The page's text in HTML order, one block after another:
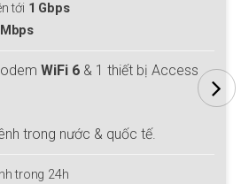
tới 1 Gbps
WiFi 6 & 1 thiết bị Access
trong nước & quốc tế.
trong 24h